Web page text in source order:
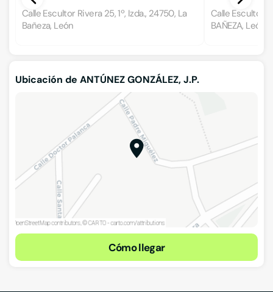
Calle Escultor Rivera 25, 1º, Izda., 24750, La
Bañeza, León
Calle Escultor
BAÑEZA, León
Ubicación de ANTÚNEZ GONZÁLEZ, J.P.
Cómo llegar